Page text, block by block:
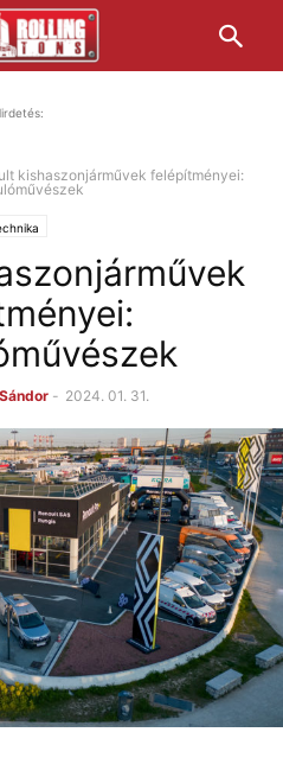
kishaszonjárművek felépítményei:
- 2024. 01. 31.